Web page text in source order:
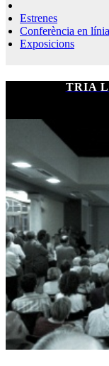
Estrenes
Conferència en línia
Exposicions
TRIA